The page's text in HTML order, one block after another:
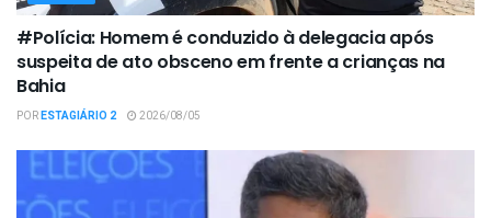
#Polícia: Homem é conduzido à delegacia após
suspeita de ato obsceno em frente a crianças na
Bahia
PORESTAGIÁRIO 2 2026/08/05